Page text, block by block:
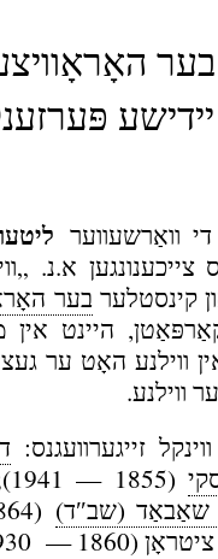
וואַרשעווער
מיט זעקס צייכענונגען
קינסטלערבער
היינט אין
אין ווילנע האָט ער
ווילנע.
זייגערוועגנס:
שאַבאַד (שב″ד)